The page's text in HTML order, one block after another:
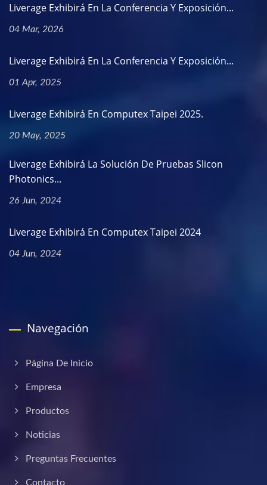
Liverage Exhibirá En La Conferencia Y Exposición...
04 Mar, 2026
Liverage Exhibirá En La Conferencia Y Exposición...
01 Apr, 2025
Liverage Exhibirá En Computex Taipei 2025.
20 May, 2025
Liverage Exhibirá La Solución De Pruebas Slicon
Photonics...
26 Jun, 2024
Liverage Exhibirá En Computex Taipei 2024
04 Jun, 2024
Navegación
Página De Inicio
Empresa
Productos
Noticias
Preguntas Frecuentes
Contacto